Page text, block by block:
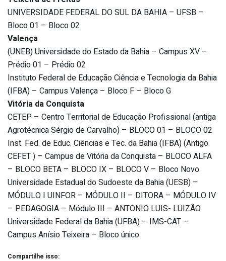
UNIVERSIDADE FEDERAL DO SUL DA BAHIA – UFSB –
Bloco 01 – Bloco 02
Valença
(UNEB) Universidade do Estado da Bahia – Campus XV –
Prédio 01 – Prédio 02
Instituto Federal de Educação Ciência e Tecnologia da Bahia
(IFBA) – Campus Valença – Bloco F – Bloco G
Vitória da Conquista
CETEP – Centro Territorial de Educação Profissional (antiga
Agrotécnica Sérgio de Carvalho) – BLOCO 01 – BLOCO 02
Inst. Fed. de Educ. Ciências e Tec. da Bahia (IFBA) (Antigo
CEFET ) – Campus de Vitória da Conquista – BLOCO ALFA
– BLOCO BETA – BLOCO IX – BLOCO V – Bloco Novo
Universidade Estadual do Sudoeste da Bahia (UESB) –
MÓDULO I UINFOR – MÓDULO II – DITORA – MÓDULO IV
– PEDAGOGIA – Módulo III – ANTONIO LUIS- LUIZÃO
Universidade Federal da Bahia (UFBA) – IMS-CAT –
Campus Anísio Teixeira – Bloco único
Compartilhe isso: